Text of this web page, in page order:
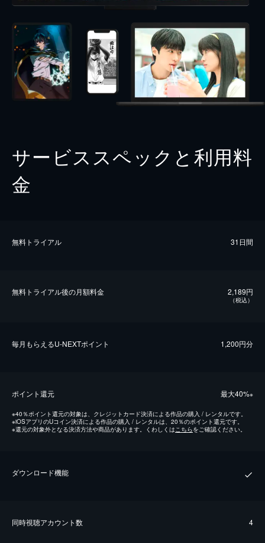
サービススペックと利用料
金
無料トライアル 31日間
無料トライアル後の⽉額料金 2,189円
（税込）
毎⽉もらえるU-NEXTポイント 1,200円分
ポイント還元 最⼤40%※
※40％ポイント還元の対象は、クレジットカード決済による作品の購入 / レンタルです。
※iOSアプリのUコイン決済による作品の購入 / レンタルは、20％のポイント還元です。
※還元の対象外となる決済方法や商品があります。くわしくはこちらをご確認ください。
ダウンロード機能
同時視聴アカウント数 4